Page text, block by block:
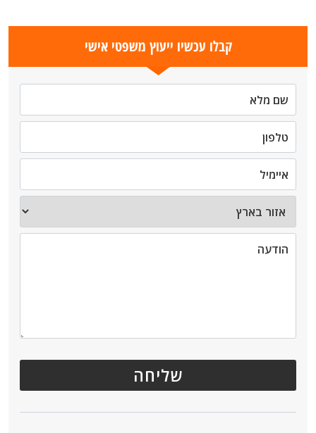
קבלו עכשיו ייעוץ משפטי אישי